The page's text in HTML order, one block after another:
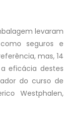
levaram
seguros e
mas, 14
eficácia destes
do curso de
Westphalen,